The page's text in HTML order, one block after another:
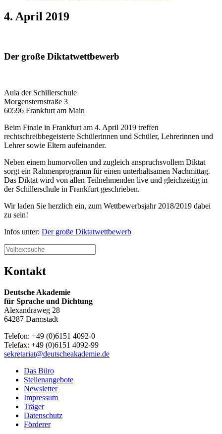
4. April 2019
Der große Diktatwettbewerb
Aula der Schillerschule
Morgensternstraße 3
60596 Frankfurt am Main
Beim Finale in Frankfurt am 4. April 2019 treffen
rechtschreibbegeisterte Schülerinnen und Schüler, Lehrerinnen und
Lehrer sowie Eltern aufeinander.
Neben einem humorvollen und zugleich anspruchsvollem Diktat
sorgt ein Rahmenprogramm für einen unterhaltsamen Nachmittag.
Das Diktat wird von allen Teilnehmenden live und gleichzeitig in
der Schillerschule in Frankfurt geschrieben.
Wir laden Sie herzlich ein, zum Wettbewerbsjahr 2018/2019 dabei
zu sein!
Infos unter: Der große Diktatwettbewerb
Kontakt
Deutsche Akademie
für Sprache und Dichtung
Alexandraweg 28
64287 Darmstadt
Telefon: +49 (0)6151 4092-0
Telefax: +49 (0)6151 4092-99
sekretariat@deutscheakademie.de
Das Büro
Stellenangebote
Newsletter
Impressum
Träger
Datenschutz
Förderer